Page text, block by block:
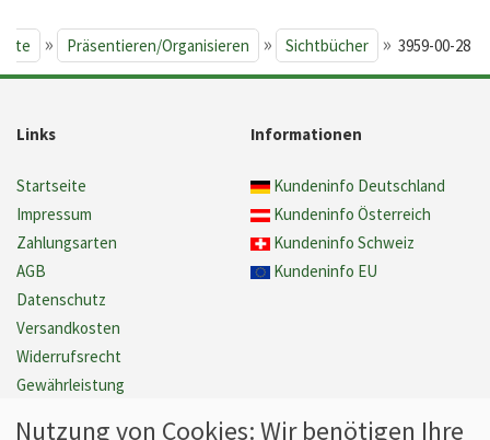
» Präsentieren/Organisieren » Sichtbücher » 3959-00-28
Links
Startseite
Impressum
Zahlungsarten
AGB
Datenschutz
Versandkosten
Widerrufsrecht
Gewährleistung
Informationen
Kundeninfo Deutschland
Kundeninfo Österreich
Kundeninfo Schweiz
Kundeninfo EU
Nutzung von Cookies: Wir benötigen Ihre